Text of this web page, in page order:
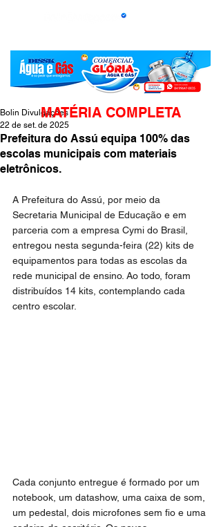
Prefeitura do Assú equipa 100% das
escolas municipais com materiais
eletrônicos.
Bolin Divulgações
22 de set. de 2025
A Prefeitura do Assú, por meio da
Secretaria Municipal de Educação e em
parceria com a empresa Cymi do Brasil,
entregou nesta segunda-feira (22) kits de
equipamentos para todas as escolas da
rede municipal de ensino. Ao todo, foram
distribuídos 14 kits, contemplando cada
centro escolar.
Cada conjunto entregue é formado por um
notebook, um datashow, uma caixa de som,
um pedestal, dois microfones sem fio e uma
MATÉRIA COMPLETA